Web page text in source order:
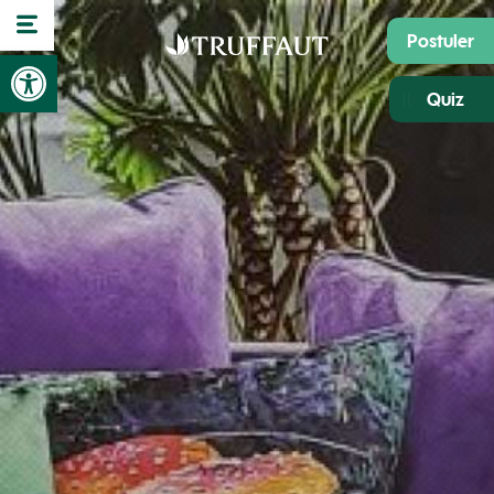
Ouvrir la barre d’outils
Postuler
Quiz